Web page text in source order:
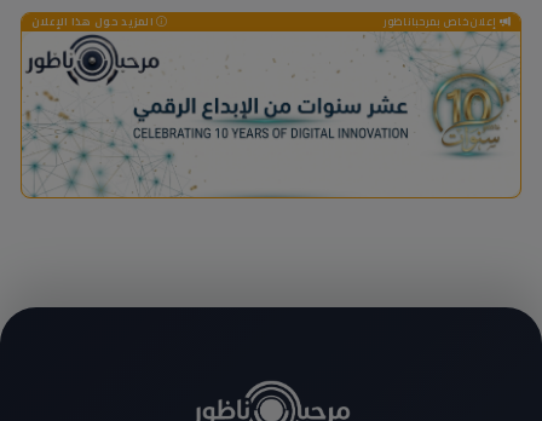
إعلان خاص بمرحباناظور المزيد حول هذا الإعلان